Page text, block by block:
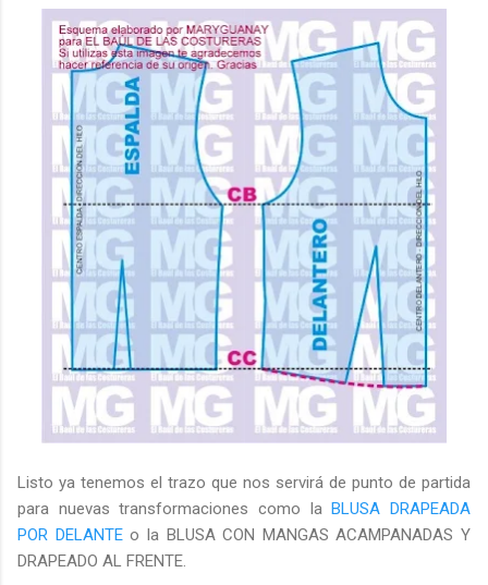
Listo ya tenemos el trazo que nos servirá de punto de partida
para nuevas transformaciones como la BLUSA DRAPEADA
POR DELANTEo la BLUSA CON MANGAS ACAMPANADAS Y
DRAPEADO AL FRENTE.